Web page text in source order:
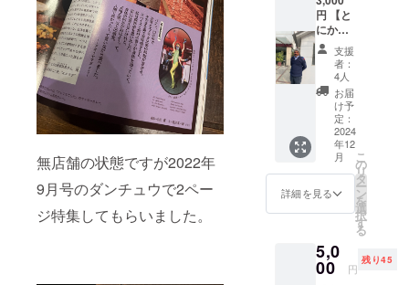
無店舗の状態ですが2022年
9月号のダンチュウで2ペー
ジ特集してもらいました。
円 【と
にかく
応援】
とにか
く応援
してい
る！と
いう方
に。 応
援して
くださ
る方に
感謝の
気持ち
をメー
らせて
いただ
きま
支援
者：
4人
お届
け予
定：
2024
年12
月
詳細を見る
こ
の
リ
タ
ー
ン
を
選
択
す
る
5,0
00 円
残り45